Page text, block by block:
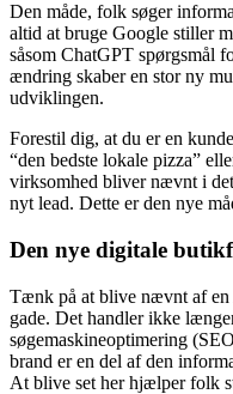
Den måde, folk søger
altid at bruge Google stiller
såsom ChatGPT spørgsmål
ændring skaber en stor ny
udviklingen.
Forestil dig, at du er en
“den bedste lokale pizza”
virksomhed bliver nævnt i
nyt lead. Dette er den nye
Den nye digitale
Tænk på at blive nævnt af en
gade. Det handler ikke
søgemaskineoptimering
brand er en del af den
At blive set her hjælper folk